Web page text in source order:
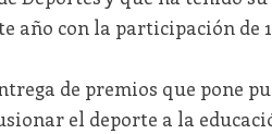
año con la participación de
de premios que pone
el deporte a la